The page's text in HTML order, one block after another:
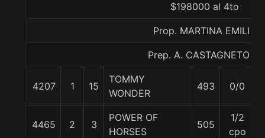
$198000 al 4to
Prop. MARTINA EMILIA
Prep. A. CASTAGNETO U.
4207 1 15
TOMMY
WONDER
493 0/0
4465 2 3
POWER OF
HORSES
505
1/2
cpo